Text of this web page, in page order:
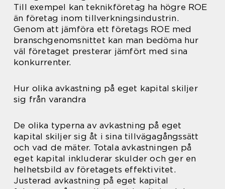
Till exempel kan teknikföretag ha högre ROE
än företag inom tillverkningsindustrin.
Genom att jämföra ett företags ROE med
branschgenomsnittet kan man bedöma hur
väl företaget presterar jämfört med sina
konkurrenter.
Hur olika avkastning på eget kapital skiljer
sig från varandra
De olika typerna av avkastning på eget
kapital skiljer sig åt i sina tillvägagångssätt
och vad de mäter. Totala avkastningen på
eget kapital inkluderar skulder och ger en
helhetsbild av företagets effektivitet.
Justerad avkastning på eget kapital